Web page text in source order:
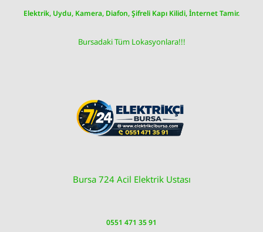
Elektrik, Uydu, Kamera, Diafon, Şifreli Kapı Kilidi, İnternet Tamir.
Bursadaki Tüm Lokasyonlara!!!
Bursa 724 Acil Elektrik Ustası
0551 471 35 91